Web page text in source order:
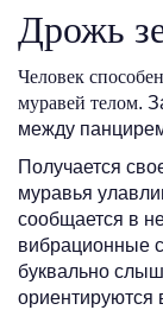
Дрожь
Человек
муравей телом.
между
Получается
муравья
сообщается в
вибрационные
буквально
ориентируются